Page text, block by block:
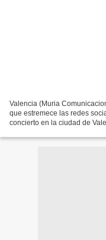
Valencia (Muria
que estremece las redes
concierto en la ciudad de